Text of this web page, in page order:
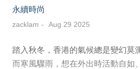
永續時尚
zacklam Aug 29 2025
踏入秋冬，香港的氣候總是變幻莫
而寒風驟雨，想在外出時活動自如